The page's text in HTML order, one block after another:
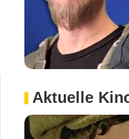
Aktuelle